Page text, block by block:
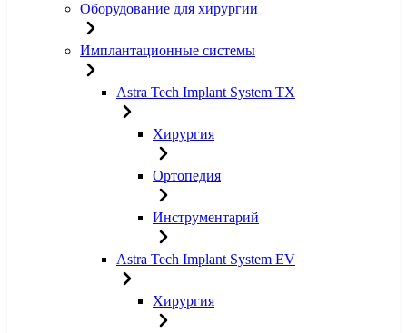
Оборудование для хирургии
Имплантационные системы
Astra Tech Implant System TX
Хирургия
Ортопедия
Инструментарий
Astra Tech Implant System EV
Хирургия